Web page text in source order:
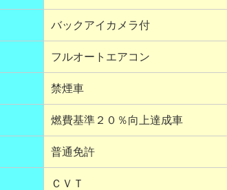
バックアイカメラ付
フルオートエアコン
禁煙車
燃費基準２０％向上達成車
普通免許
ＣＶＴ